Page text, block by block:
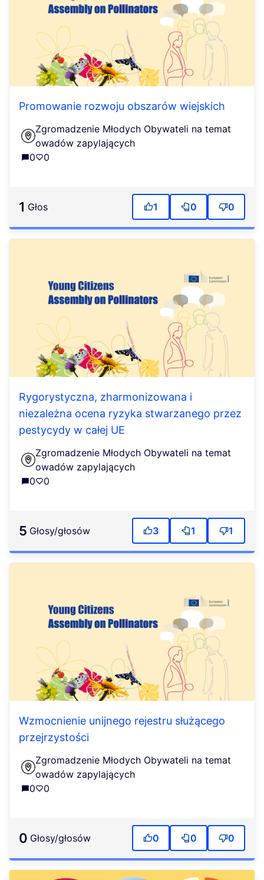
Promowanie rozwoju obszarów wiejskich
Zgromadzenie Młodych Obywateli na temat
owadów zapylających
0
0
1 głos 1 0 0
Rygorystyczna, zharmonizowana i
niezależna ocena ryzyka stwarzanego przez
pestycydy w całej UE
Zgromadzenie Młodych Obywateli na temat
owadów zapylających
0
0
5 głosy/głosów 3 1 1
Wzmocnienie unijnego rejestru służącego
przejrzystości
Zgromadzenie Młodych Obywateli na temat
owadów zapylających
0
0
0 głosy/głosów 0 0 0